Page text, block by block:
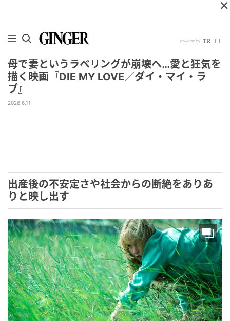
母で妻というラベリングが崩壊へ…愛と狂気を
描く映画『DIE MY LOVE／ダイ・マイ・ラ
ブ』
2026.6.11
出産後の不安定さや社会からの断絶をありあ
りと映し出す